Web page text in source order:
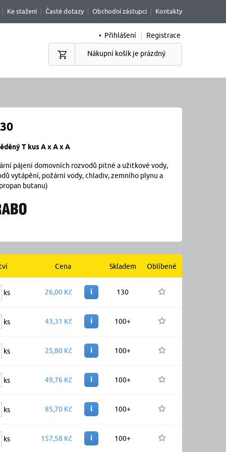
Přihlášení Registrace
Nákupní košík je prázdný
T kus A x A x A
pájení domovních rozvodů pitné a užitkové vody,
vytápění, požární vody, chladiv, zemního plynu a
butanu)
Cena Skladem Oblíbené
ks 26,00 Kč i 130
ks 43,31 Kč i 100+
ks 25,80 Kč i 100+
ks 49,76 Kč i 100+
ks 85,70 Kč i 100+
ks 157,58 Kč i 100+
Ke stažení Časté dotazy Obchodní zástupci Kontakty